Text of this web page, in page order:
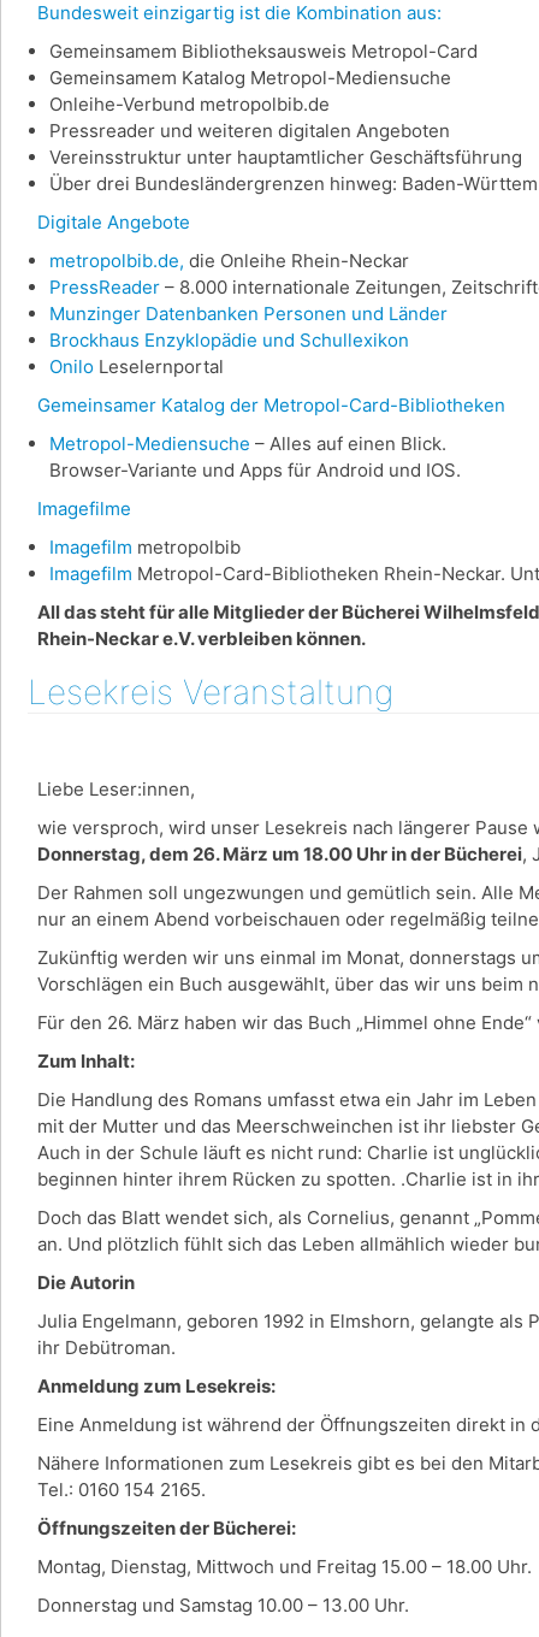
Bundesweit einzigartig ist die Kombination aus:
Gemeinsamem Bibliotheksausweis Metropol-Card
Gemeinsamem Katalog Metropol-Mediensuche
Onleihe-Verbund metropolbib.de
Pressreader und weiteren digitalen Angeboten
Vereinsstruktur unter hauptamtlicher Geschäftsführung
Über drei Bundesländergrenzen hinweg: Baden-
Digitale Angebote
metropolbib.de, die Onleihe Rhein-Neckar
PressReader – 8.000 internationale Zeitungen,
Munzinger Datenbanken Personen und Länder
Brockhaus Enzyklopädie und Schullexikon
Onilo Leselernportal
Gemeinsamer Katalog der Metropol-Card-Bibliotheken
Metropol-Mediensuche – Alles auf einen Blick.
Browser-Variante und Apps für Android und IOS.
Imagefilme
Imagefilm metropolbib
Imagefilm Metropol-Card-Bibliotheken Rhein-Neckar.
All das steht für alle Mitglieder der Bücherei
Rhein-Neckar e.V. verbleiben können.
Lesekreis Veranstaltung
Liebe Leser:innen,
wie versproch, wird unser Lesekreis nach längerer
Donnerstag, dem 26. März um 18.00 Uhr in der Bücherei,
Der Rahmen soll ungezwungen und gemütlich sein. Alle
nur an einem Abend vorbeischauen oder regelmäßig
Zukünftig werden wir uns einmal im Monat, donnerstags
Vorschlägen ein Buch ausgewählt, über das wir uns beim
Für den 26. März haben wir das Buch „Himmel ohne
Zum Inhalt:
Die Handlung des Romans umfasst etwa ein Jahr im
mit der Mutter und das Meerschweinchen ist ihr liebster
Auch in der Schule läuft es nicht rund: Charlie ist
beginnen hinter ihrem Rücken zu spotten. .Charlie ist in
Doch das Blatt wendet sich, als Cornelius, genannt
an. Und plötzlich fühlt sich das Leben allmählich wieder
Die Autorin
Julia Engelmann, geboren 1992 in Elmshorn, gelangte
ihr Debütroman.
Anmeldung zum Lesekreis:
Eine Anmeldung ist während der Öffnungszeiten direkt
Nähere Informationen zum Lesekreis gibt es bei den
Tel.: 0160 154 2165.
Öffnungszeiten der Bücherei:
Montag, Dienstag, Mittwoch und Freitag 15.00 – 18.00 Uhr.
Donnerstag und Samstag 10.00 – 13.00 Uhr.